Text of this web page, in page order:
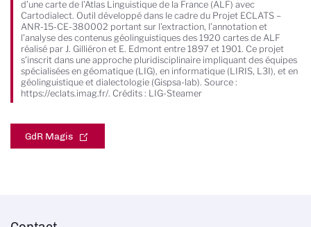
d’une carte de l’Atlas Linguistique de la France (ALF) avec
Cartodialect. Outil développé dans le cadre du Projet ECLATS –
ANR-15-CE-380002 portant sur l’extraction, l’annotation et
l’analyse des contenus géolinguistiques des 1920 cartes de ALF
réalisé par J. Gilliéron et E. Edmont entre 1897 et 1901. Ce projet
s’inscrit dans une approche pluridisciplinaire impliquant des équipes
spécialisées en géomatique (LIG), en informatique (LIRIS, L3I), et en
géolinguistique et dialectologie (Gispsa-lab). Source :
https://eclats.imag.fr/. Crédits : LIG-Steamer
GdR Magis